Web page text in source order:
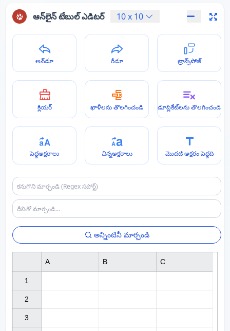
ఆన్‌లైన్ టేబుల్ ఎడిటర్ 10x 10
అన్‌డూ రీడూ ట్రాన్స్‌పోజ్
క్లియర్ ఖాళీలను తొలగించండి డూప్లికేట్‌లను తొలగించండి
పెద్దఅక్షరాలు చిన్నఅక్షరాలు మొదటి అక్షరం పెద్దది
అన్నింటినీ మార్చండి
1
2
3
A B C